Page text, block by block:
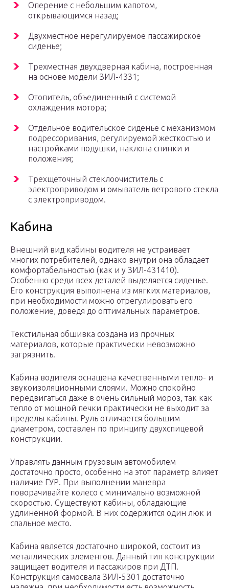
Оперение с небольшим капотом,
открывающимся назад;
Двухместное нерегулируемое пассажирское
сиденье;
Трехместная двухдверная кабина, построенная
на основе модели ЗИЛ-4331;
Отопитель, объединенный с системой
охлаждения мотора;
Отдельное водительское сиденье с механизмом
подрессоривания, регулируемой жесткостью и
настройками подушки, наклона спинки и
положения;
Трехщеточный стеклоочиститель с
электроприводом и омыватель ветрового стекла
с электроприводом.
Кабина
Внешний вид кабины водителя не устраивает
многих потребителей, однако внутри она обладает
комфортабельностью (как и у ЗИЛ-431410).
Особенно среди всех деталей выделяется сиденье.
Его конструкция выполнена из мягких материалов,
при необходимости можно отрегулировать его
положение, доведя до оптимальных параметров.
Текстильная обшивка создана из прочных
материалов, которые практически невозможно
загрязнить.
Кабина водителя оснащена качественными тепло- и
звукоизоляционными слоями. Можно спокойно
передвигаться даже в очень сильный мороз, так как
тепло от мощной печки практически не выходит за
пределы кабины. Руль отличается большим
диаметром, составлен по принципу двухспицевой
конструкции.
Управлять данным грузовым автомобилем
достаточно просто, особенно на этот параметр влияет
наличие ГУР. При выполнении маневра
поворачивайте колесо с минимально возможной
скоростью. Существуют кабины, обладающие
удлиненной формой. В них содержится один люк и
спальное место.
Кабина является достаточно широкой, состоит из
металлических элементов. Данный тип конструкции
защищает водителя и пассажиров при ДТП.
Конструкция самосвала ЗИЛ-5301 достаточно